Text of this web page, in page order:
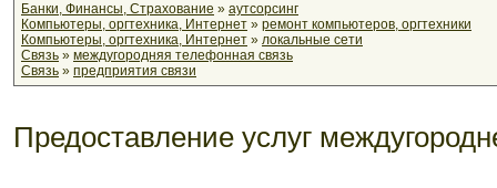
Банки, Финансы, Страхование » аутсорсинг
Компьютеры, оргтехника, Интернет » ремонт компьютеров, оргтехники
Компьютеры, оргтехника, Интернет » локальные сети
Связь » междугородняя телефонная связь
Связь » предприятия связи
Предоставление услуг